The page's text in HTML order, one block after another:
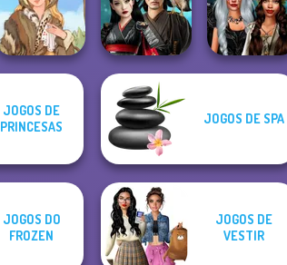
Grimm Beauty
Samurai Spirit
Legacy of Honor
Enchanted
JOGOS DE
PRINCESAS
JOGOS DE SPA
JOGOS DO
FROZEN
JOGOS DE
VESTIR